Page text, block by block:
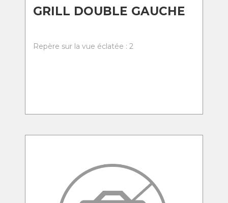
GRILL DOUBLE GAUCHE
Repère sur la vue éclatée : 2